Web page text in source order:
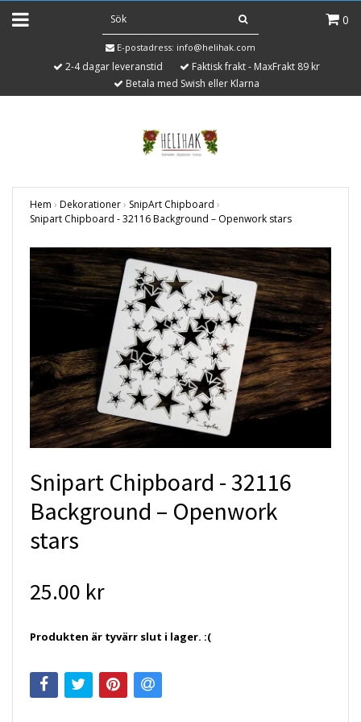
0
E-postadress: info@helihak.com
2-4 dagar leveranstid
Faktisk frakt - MaxFrakt 89 kr
Betala med Swish eller Klarna
Hem › Dekorationer› SnipArt Chipboard ›
Snipart Chipboard - 32116 Background – Openwork stars
Snipart Chipboard - 32116
Background – Openwork
stars
25.00 kr
Produkten är tyvärr slut i lager. :(